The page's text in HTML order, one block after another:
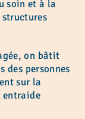
soin et à la
on bâtit
des personnes
sur la
entraide